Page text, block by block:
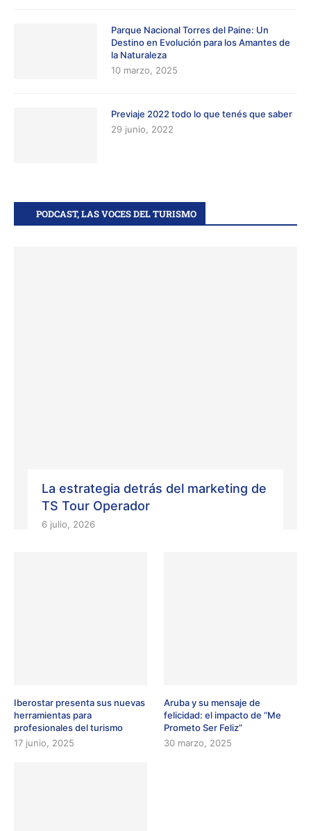
Parque Nacional Torres del Paine: Un
Destino en Evolución para los Amantes de
la Naturaleza
10 marzo, 2025
Previaje 2022 todo lo que tenés que saber
29 junio, 2022
PODCAST, LAS VOCES DEL TURISMO
La estrategia detrás del marketing de
TS Tour Operador
6 julio, 2026
Iberostar presenta sus nuevas
herramientas para
profesionales del turismo
17 junio, 2025
Aruba y su mensaje de
felicidad: el impacto de “Me
Prometo Ser Feliz”
30 marzo, 2025